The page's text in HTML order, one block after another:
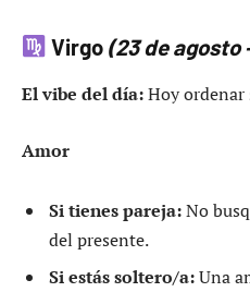
Virgo (23 de agosto
El vibe del día:Hoy ordenar
Amor
Si tienes pareja:No
del presente.
Si estás soltero/a:Una